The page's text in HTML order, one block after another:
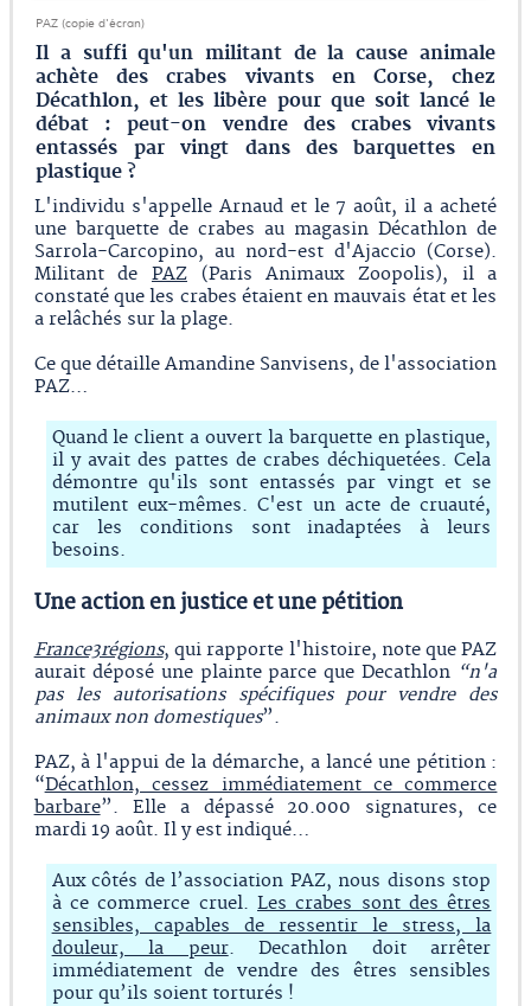
PAZ (copie d'écran)
Il a suffi qu'un militant de la cause animale
achète des crabes vivants en Corse, chez
Décathlon, et les libère pour que soit lancé le
débat : peut-on vendre des crabes vivants
entassés par vingt dans des barquettes en
plastique ?
L'individu s'appelle Arnaud et le 7 août, il a acheté
une barquette de crabes au magasin Décathlon de
Sarrola-Carcopino, au nord-est d'Ajaccio (Corse).
Militant de PAZ(Paris Animaux Zoopolis), il a
constaté que les crabes étaient en mauvais état et les
a relâchés sur la plage.
Ce que détaille Amandine Sanvisens, de l'association
PAZ…
Quand le client a ouvert la barquette en plastique,
il y avait des pattes de crabes déchiquetées. Cela
démontre qu'ils sont entassés par vingt et se
mutilent eux-mêmes. C'est un acte de cruauté,
car les conditions sont inadaptées à leurs
besoins.
Une action en justice et une pétition
France3régions, qui rapporte l'histoire, note que PAZ
aurait déposé une plainte parce que Decathlon “n'a
pas les autorisations spécifiques pour vendre des
animaux non domestiques”.
PAZ, à l'appui de la démarche, a lancé une pétition :
“Décathlon, cessez immédiatement ce commerce
barbare”. Elle a dépassé 20.000 signatures, ce
mardi 19 août. Il y est indiqué…
Aux côtés de l’association PAZ, nous disons stop
à ce commerce cruel. Les crabes sont des êtres
sensibles, capables de ressentir le stress, la
douleur, la peur. Decathlon doit arrêter
immédiatement de vendre des êtres sensibles
pour qu’ils soient torturés !